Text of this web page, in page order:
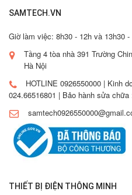
SAMTECH.VN
Giờ làm việc: 8h30 - 12h và 13h30
Tầng 4 tòa nhà 391 Trường
Hà Nội
HOTLINE 0926550000 | Kinh
024.66516801 | Bảo hành sửa
THIẾT BỊ ĐIỆN THÔNG MINH